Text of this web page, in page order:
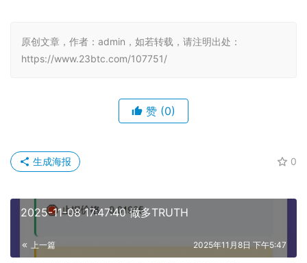
原创文章，作者：admin，如若转载，请注明出处：
https://www.23btc.com/107751/
赞 (0)
0
生成海报
2025-11-08 17:47:40 做多TRUTH
上一篇 2025年11月8日 下午5:47